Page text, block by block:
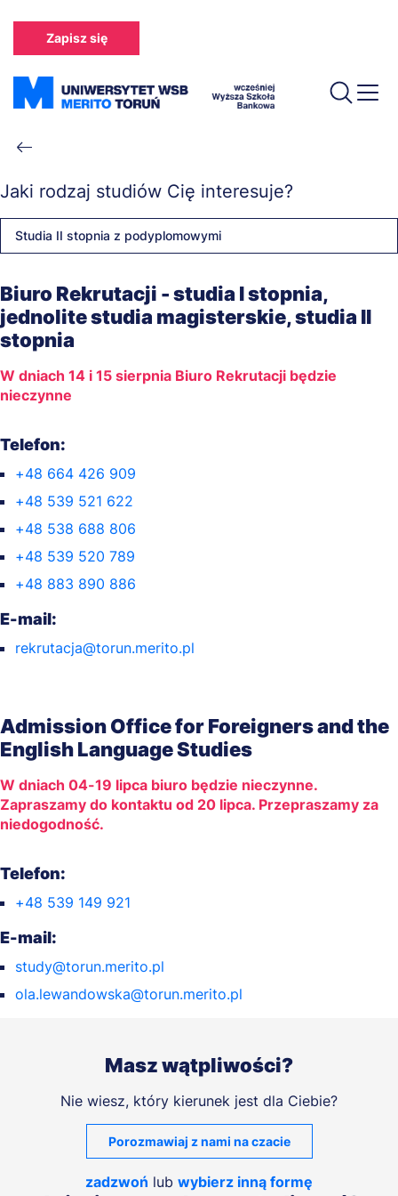
treści
Zapisz się
Ścieżka
nawigacyjna
Jaki rodzaj studiów Cię interesuje?
Studia II stopnia z podyplomowymi
Biuro Rekrutacji - studia I stopnia,
jednolite studia magisterskie, studia II
stopnia
W dniach 14 i 15 sierpnia Biuro Rekrutacji będzie
nieczynne
Telefon:
+48 664 426 909
+48 539 521 622
+48 538 688 806
+48 539 520 789
+48 883 890 886
E-mail:
rekrutacja@torun.merito.pl
Admission Office for Foreigners and the
English Language Studies
W dniach 04-19 lipca biuro będzie nieczynne.
Zapraszamy do kontaktu od 20 lipca. Przepraszamy za
niedogodność.
Telefon:
+48 539 149 921
E-mail:
study@torun.merito.pl
ola.lewandowska@torun.merito.pl
Masz wątpliwości?
Nie wiesz, który kierunek jest dla Ciebie?
Porozmawiaj z nami na czacie
zadzwoń lub wybierz inną formę